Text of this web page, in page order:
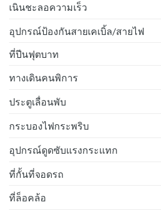
เนินชะลอความเร็ว
อุปกรณ์ป้องกันสายเคเบิ้ล/สายไฟ
ที่ปีนฟุตบาท
ทางเดินคนพิการ
ประตูเลื่อนพับ
กระบองไฟกระพริบ
อุปกรณ์ดูดซับแรงกระแทก
ที่กั้นที่จอดรถ
ที่ล็อคล้อ